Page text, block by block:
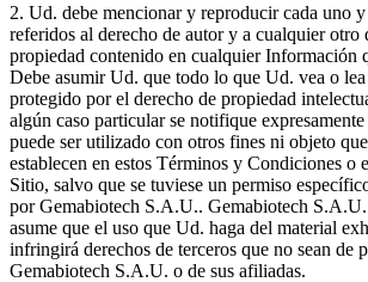
2. Ud. debe mencionar y reproducir cada uno
referidos al derecho de autor y a cualquier otro
propiedad contenido en cualquier Información
Debe asumir Ud. que todo lo que Ud. vea o lea
protegido por el derecho de propiedad
algún caso particular se notifique
puede ser utilizado con otros fines ni objeto
establecen en estos Términos y Condiciones o
Sitio, salvo que se tuviese un permiso
por Gemabiotech S.A.U.. Gemabiotech
asume que el uso que Ud. haga del material
infringirá derechos de terceros que no sean de
Gemabiotech S.A.U. o de sus afiliadas.